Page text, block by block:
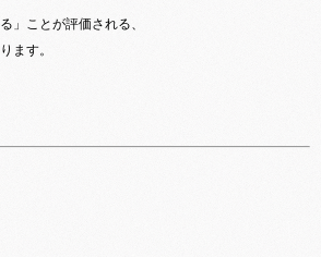
」ことが評価される、
ます。